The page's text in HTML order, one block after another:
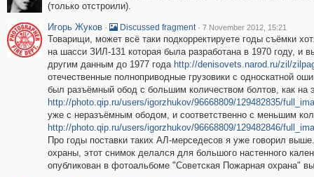
(только отстроили).
Игорь Жуков · Discussed fragment · 7 November 2012, 15:21
Товарищи, может всё таки подкорректируете годы съёмки
на шасси ЗИЛ-131 которая была разработана в 1970 году, и
другим данным до 1977 года http://denisovets.narod.ru/zil/
отечественные полноприводные грузовики с односкатной
был разъёмный обод с большим количеством болтов, как на
http://photo.qip.ru/users/igorzhukov/96668809/129482835/
уже с неразъёмным ободом, и соответственно с меньшим
http://photo.qip.ru/users/igorzhukov/96668809/129482846/
Про годы поставки таких АЛ-мерседесов я уже говорил
охраны, этот снимок делался для большого настенного
опубликован в фотоальбоме "Советская Пожарная охрана"